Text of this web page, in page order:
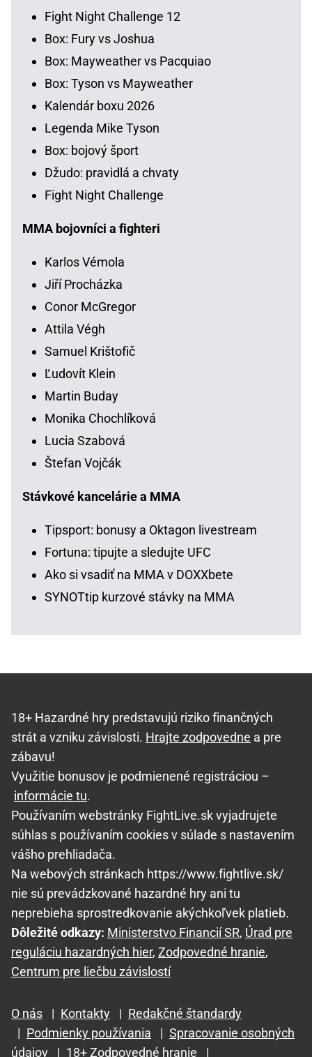
Fight Night Challenge 12
Box: Fury vs Joshua
Box: Mayweather vs Pacquiao
Box: Tyson vs Mayweather
Kalendár boxu 2026
Legenda Mike Tyson
Box: bojový šport
Džudo: pravidlá a chvaty
Fight Night Challenge
MMA bojovníci a fighteri
Karlos Vémola
Jiří Procházka
Conor McGregor
Attila Végh
Samuel Krištofič
Ľudovít Klein
Martin Buday
Monika Chochlíková
Lucia Szabová
Štefan Vojčák
Stávkové kancelárie a MMA
Tipsport: bonusy a Oktagon livestream
Fortuna: tipujte a sledujte UFC
Ako si vsadiť na MMA v DOXXbete
SYNOTtip kurzové stávky na MMA
18+ Hazardné hry predstavujú riziko finančných
strát a vzniku závislosti. Hrajte zodpovedne a pre
zábavu!
Využitie bonusov je podmienené registráciou –
informácie tu.
Používaním webstránky FightLive.sk vyjadrujete
súhlas s používaním cookies v súlade s nastavením
vášho prehliadača.
Na webových stránkach https://www.fightlive.sk/
nie sú prevádzkované hazardné hry ani tu
neprebieha sprostredkovanie akýchkoľvek platieb.
Dôležité odkazy: Ministerstvo Financií SR, Úrad pre
reguláciu hazardných hier, Zodpovedné hranie,
Centrum pre liečbu závislostí
O nás | Kontakty | Redakčné štandardy
| Podmienky používania | Spracovanie osobných
údajov
| 18+ Zodpovedné hranie |